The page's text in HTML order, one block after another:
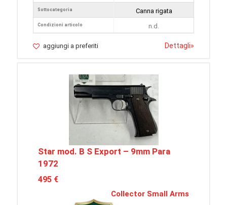
Sottocategoria
Condizioni articolo
Canna rigata
n.d.
aggiungi a preferiti Dettagli»
Star mod. B S Export – 9mm Para
1972
495 €
Collector Small Arms